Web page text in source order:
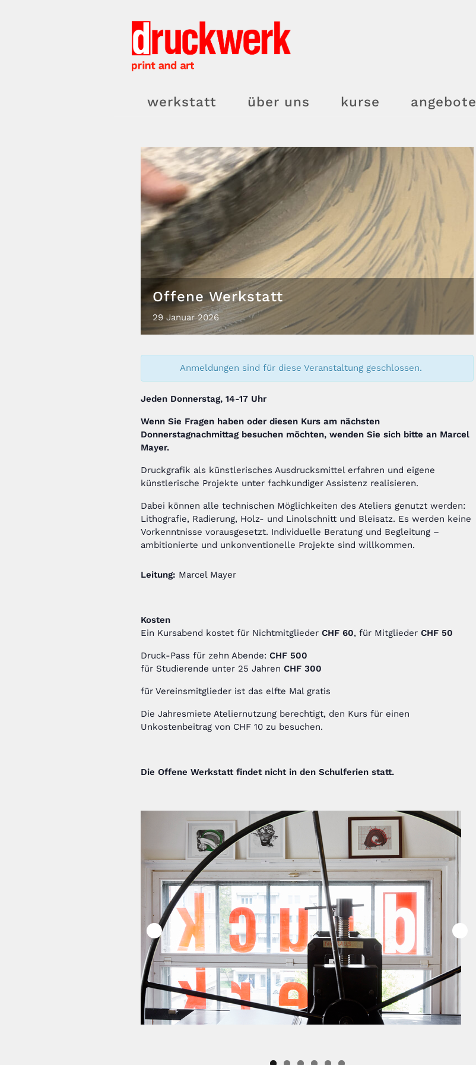
werkstatt über uns kurse angebote
Offene Werkstatt
29 Januar 2026
Anmeldungen sind für diese Veranstaltung geschlossen.
Jeden Donnerstag, 14-17 Uhr
Wenn Sie Fragen haben oder diesen Kurs am nächsten
Donnerstagnachmittag besuchen möchten, wenden Sie sich bitte an Marcel
Mayer.
Druckgrafik als künstlerisches Ausdrucksmittel erfahren und eigene
künstlerische Projekte unter fachkundiger Assistenz realisieren.
Dabei können alle technischen Möglichkeiten des Ateliers genutzt werden:
Lithografie, Radierung, Holz- und Linolschnitt und Bleisatz. Es werden keine
Vorkenntnisse vorausgesetzt. Individuelle Beratung und Begleitung –
ambitionierte und unkonventionelle Projekte sind willkommen.
Leitung: Marcel Mayer
Kosten
Ein Kursabend kostet für Nichtmitglieder CHF 60, für Mitglieder CHF 50
Druck-Pass für zehn Abende: CHF 500
für Studierende unter 25 Jahren CHF 300
für Vereinsmitglieder ist das elfte Mal gratis
Die Jahresmiete Ateliernutzung berechtigt, den Kurs für einen
Unkostenbeitrag von CHF 10 zu besuchen.
Die Offene Werkstatt findet nicht in den Schulferien statt.